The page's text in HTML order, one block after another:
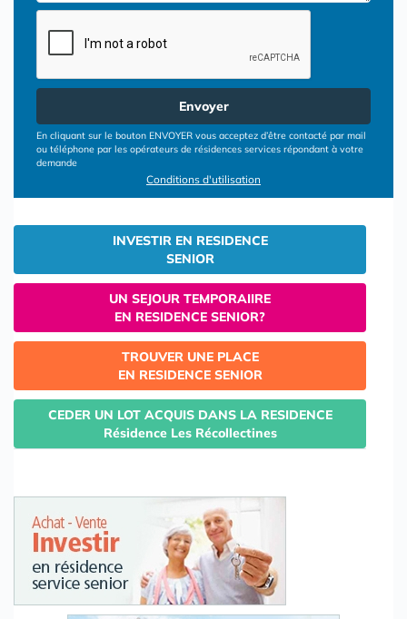
Envoyer
En cliquant sur le bouton ENVOYER vous acceptez d’être contacté par mail
ou téléphone par les opérateurs de résidences services répondant à votre
demande
Conditions d'utilisation
INVESTIR EN RESIDENCE
SENIOR
UN SEJOUR TEMPORAIIRE
EN RESIDENCE SENIOR?
TROUVER UNE PLACE
EN RESIDENCE SENIOR
CEDER UN LOT ACQUIS DANS LA RESIDENCE
Résidence Les Récollectines